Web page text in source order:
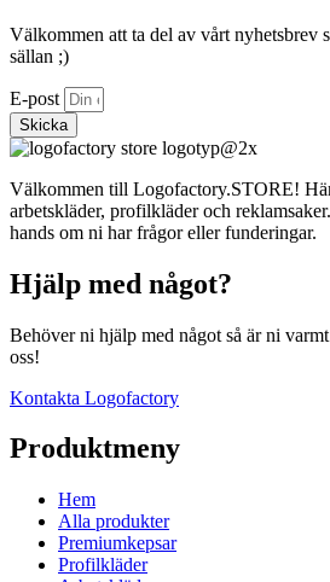
olika
produktsidan
Välkommen att ta del av vårt nyhetsbrev
sällan ;)
E-post
Skicka
Välkommen till Logofactory.STORE!
arbetskläder, profilkläder och
hands om ni har frågor eller funderingar.
Hjälp med något?
Behöver ni hjälp med något så är ni
oss!
Kontakta Logofactory
Produktmeny
Hem
Alla produkter
Premiumkepsar
Profilkläder